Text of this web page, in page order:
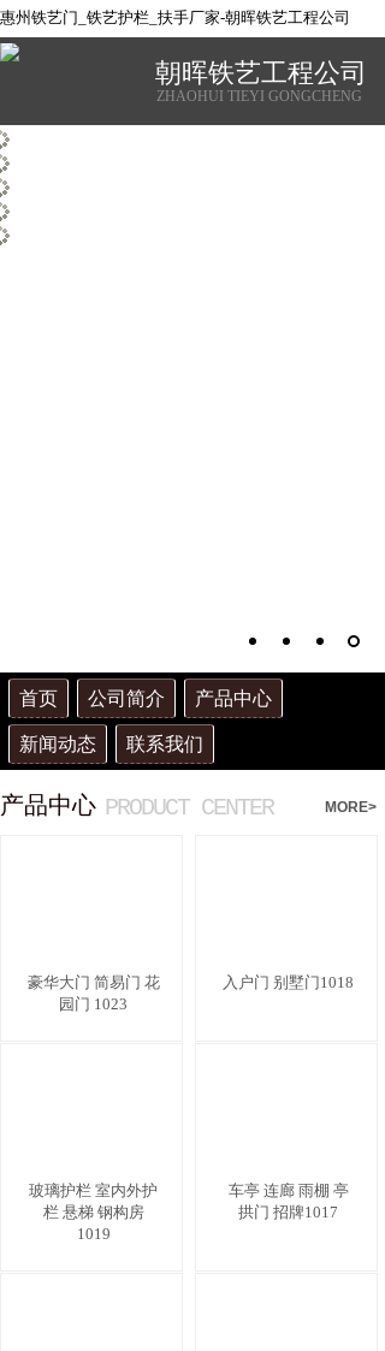
惠州铁艺门_铁艺护栏_扶手厂家-朝晖铁艺工程公司
朝晖铁艺工程公司
ZHAOHUI TIEYI GONGCHENG
首页 公司简介 产品中心
新闻动态 联系我们
产品中心 PRODUCT CENTER MORE>
豪华大门 简易门 花
园门 1023
入户门 别墅门1018
玻璃护栏 室内外护
栏 悬梯 钢构房
1019
车亭 连廊 雨棚 亭
拱门 招牌1017